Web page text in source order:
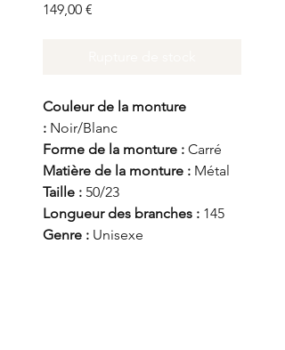
149,00 €
Couleur de la monture
: Noir/Blanc
Forme de la monture : Carré
Matière de la monture : Métal
Taille : 50/23
Longueur des branches : 145
Genre : Unisexe